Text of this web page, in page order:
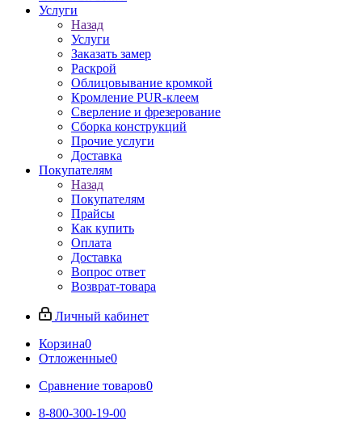
Услуги
Назад
Услуги
Заказать замер
Раскрой
Облицовывание кромкой
Кромление PUR-клеем
Сверление и фрезерование
Сборка конструкций
Прочие услуги
Доставка
Покупателям
Назад
Покупателям
Прайсы
Как купить
Оплата
Доставка
Вопрос ответ
Возврат-товара
Личный кабинет
Корзина0
Отложенные0
Сравнение товаров0
8-800-300-19-00